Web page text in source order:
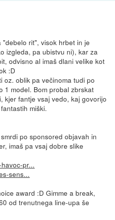
rit", visok hrbet in je
izgleda, pa ubistvu ni), kar za
odvisno al imaš dlani velike kot
:D
oz. oblik pa večinoma tudi po
1 model. Bom probal zbrskat
kjer fantje vsaj vedo, kaj govorijo
miški.
po sponsored objavah in
imaš pa vsaj dobre slike
pr...
sens...
award :D Gimme a break,
od trenutnega line-upa še